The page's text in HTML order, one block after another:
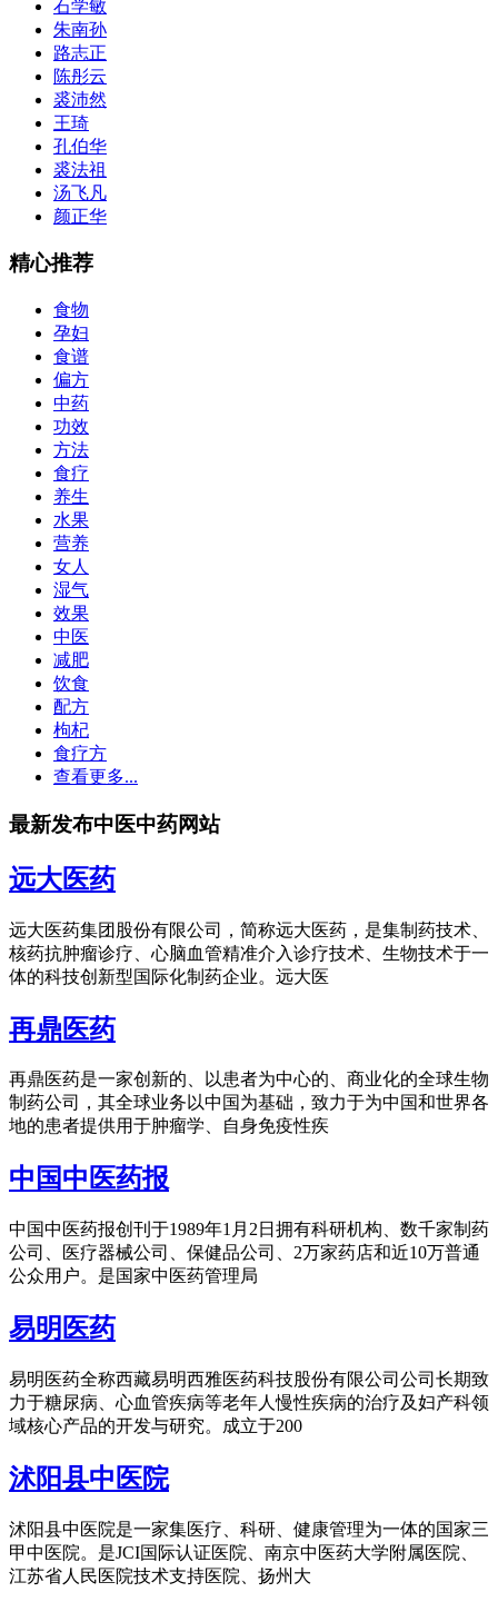
石学敏
朱南孙
路志正
陈彤云
裘沛然
王琦
孔伯华
裘法祖
汤飞凡
颜正华
精心推荐
食物
孕妇
食谱
偏方
中药
功效
方法
食疗
养生
水果
营养
女人
湿气
效果
中医
减肥
饮食
配方
枸杞
食疗方
查看更多...
最新发布中医中药网站
远大医药
远大医药集团股份有限公司，简称远大医药，是集制药技术、
核药抗肿瘤诊疗、心脑血管精准介入诊疗技术、生物技术于一
体的科技创新型国际化制药企业。远大医
再鼎医药
再鼎医药是一家创新的、以患者为中心的、商业化的全球生物
制药公司，其全球业务以中国为基础，致力于为中国和世界各
地的患者提供用于肿瘤学、自身免疫性疾
中国中医药报
中国中医药报创刊于1989年1月2日拥有科研机构、数千家制药
公司、医疗器械公司、保健品公司、2万家药店和近10万普通
公众用户。是国家中医药管理局
易明医药
易明医药全称西藏易明西雅医药科技股份有限公司公司长期致
力于糖尿病、心血管疾病等老年人慢性疾病的治疗及妇产科领
域核心产品的开发与研究。成立于200
沭阳县中医院
沭阳县中医院是一家集医疗、科研、健康管理为一体的国家三
甲中医院。是JCI国际认证医院、南京中医药大学附属医院、
江苏省人民医院技术支持医院、扬州大